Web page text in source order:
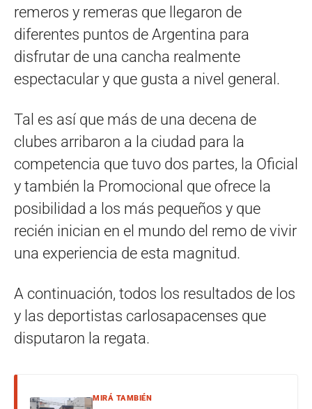
remeros y remeras que llegaron de
diferentes puntos de Argentina para
disfrutar de una cancha realmente
espectacular y que gusta a nivel general.
Tal es así que más de una decena de
clubes arribaron a la ciudad para la
competencia que tuvo dos partes, la Oficial
y también la Promocional que ofrece la
posibilidad a los más pequeños y que
recién inician en el mundo del remo de vivir
una experiencia de esta magnitud.
A continuación, todos los resultados de los
y las deportistas carlosapacenses que
disputaron la regata.
MIRÁ TAMBIÉN